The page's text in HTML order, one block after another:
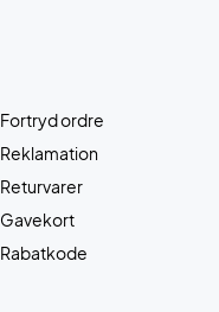
Fortryd ordre
Reklamation
Returvarer
Gavekort
Rabatkode